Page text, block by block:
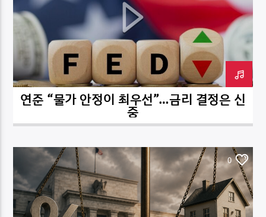
연준 “물가 안정이 최우선”…금리 결정은 신
중
0